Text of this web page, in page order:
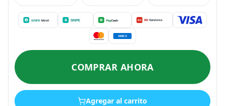
COMPRAR AHORA
Agregar al carrito